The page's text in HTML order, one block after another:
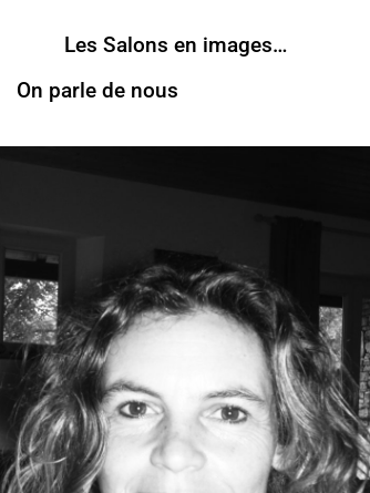
Les Salons en images…
On parle de nous